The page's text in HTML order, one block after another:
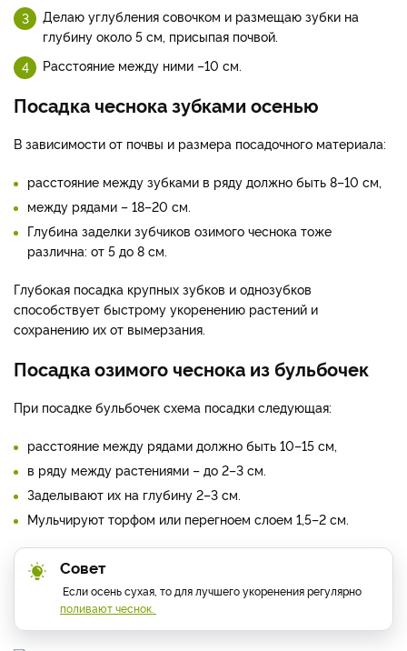
Делаю углубления совочком и размещаю зубки на
глубину около 5 см, присыпая почвой.
Расстояние между ними –10 см.
Посадка чеснока зубками осенью
В зависимости от почвы и размера посадочного материала:
расстояние между зубками в ряду должно быть 8–10 см,
между рядами – 18–20 см.
Глубина заделки зубчиков озимого чеснока тоже
различна: от 5 до 8 см.
Глубокая посадка крупных зубков и однозубков
способствует быстрому укоренению растений и
сохранению их от вымерзания.
Посадка озимого чеснока из бульбочек
При посадке бульбочек схема посадки следующая:
расстояние между рядами должно быть 10–15 см,
в ряду между растениями – до 2–3 см.
Заделывают их на глубину 2–3 см.
Мульчируют торфом или перегноем слоем 1,5–2 см.
Совет
Если осень сухая, то для лучшего укоренения регулярно
поливают чеснок.